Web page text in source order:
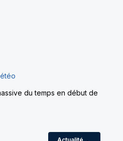
du temps en début de